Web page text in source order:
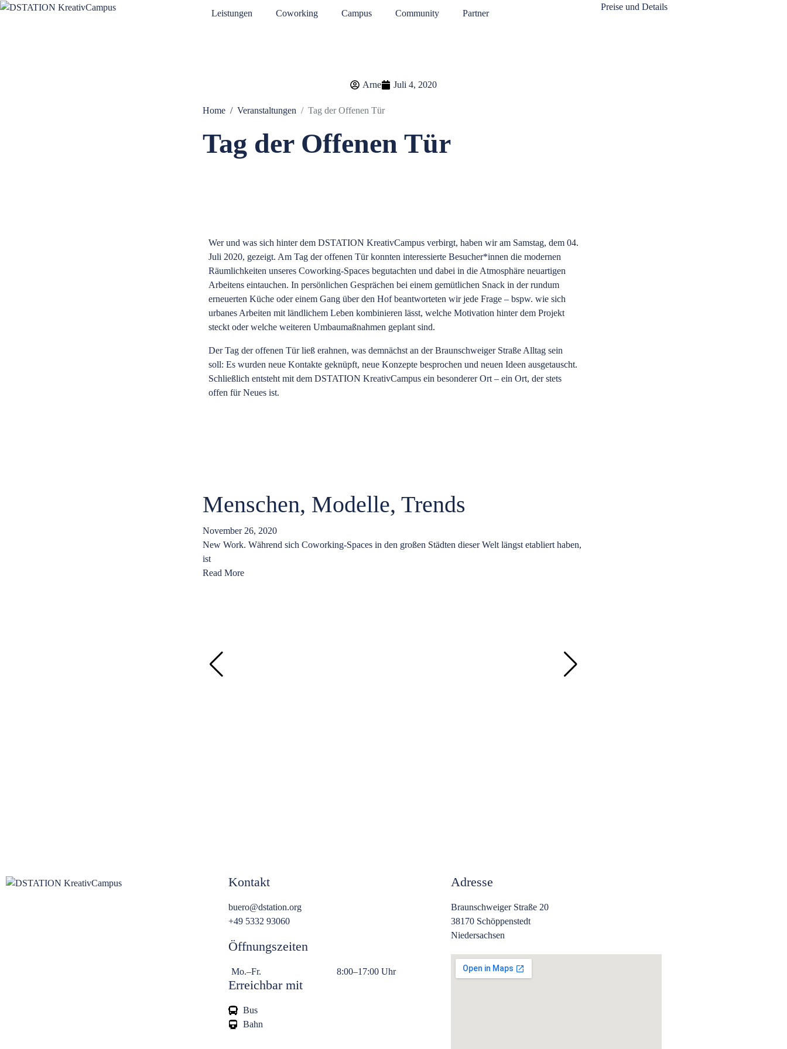
Leistungen Coworking Campus Community Partner
Preise und Details
Arne Juli 4, 2020
Home Veranstaltungen Tag der Offenen Tür
Tag der Offenen Tür
Wer und was sich hinter dem DSTATION KreativCampus verbirgt, haben wir am Samstag, dem 04.
Juli 2020, gezeigt. Am Tag der offenen Tür konnten interessierte Besucher*innen die modernen
Räumlichkeiten unseres Coworking-Spaces begutachten und dabei in die Atmosphäre neuartigen
Arbeitens eintauchen. In persönlichen Gesprächen bei einem gemütlichen Snack in der rundum
erneuerten Küche oder einem Gang über den Hof beantworteten wir jede Frage – bspw. wie sich
urbanes Arbeiten mit ländlichem Leben kombinieren lässt, welche Motivation hinter dem Projekt
steckt oder welche weiteren Umbaumaßnahmen geplant sind.
Der Tag der offenen Tür ließ erahnen, was demnächst an der Braunschweiger Straße Alltag sein
soll: Es wurden neue Kontakte geknüpft, neue Konzepte besprochen und neuen Ideen ausgetauscht.
Schließlich entsteht mit dem DSTATION KreativCampus ein besonderer Ort – ein Ort, der stets
offen für Neues ist.
Menschen, Modelle, Trends
November 26, 2020
New Work. Während sich Coworking-Spaces in den großen Städten dieser Welt längst etabliert haben,
ist
Read More
Kontakt
buero@dstation.org
+49 5332 93060
Öffnungszeiten
Mo.–Fr. 8:00–17:00 Uhr
Erreichbar mit
Bus
Bahn
Adresse
Braunschweiger Straße 20
38170 Schöppenstedt
Niedersachsen